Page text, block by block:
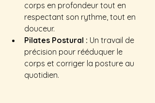
corps en profondeur tout en
respectant son rythme, tout en
douceur.
Pilates Postural : Un travail de
précision pour rééduquer le
corps et corriger la posture au
quotidien.